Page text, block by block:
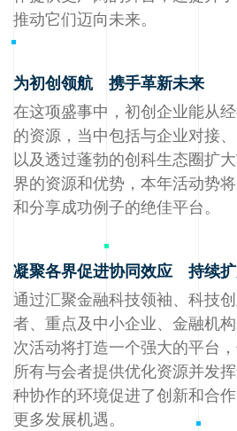
推动它们迈向未来。
为初创领航 携手革新未来
在这项盛事中，初创企业能从
的资源，当中包括与企业对接
以及透过蓬勃的创科生态圈扩
界的资源和优势，本年活动势
和分享成功例子的绝佳平台。
凝聚各界促进协同效应 持续
通过汇聚金融科技领袖、科技
者、重点及中小企业、金融机
次活动将打造一个强大的平台
所有与会者提供优化资源并发
种协作的环境促进了创新和合
更多发展机遇。